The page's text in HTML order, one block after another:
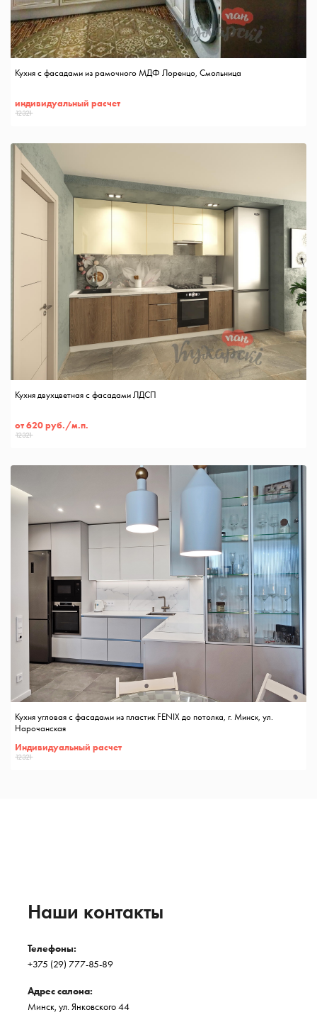
Кухня с фасадами из рамочного МДФ Лоренцо, Смольница
индивидуальный расчет
12321
Кухня двухцветная с фасадами ЛДСП
от 620 руб./м.п.
12321
Кухня угловая с фасадами из пластик FENIX до потолка, г. Минск, ул.
Нарочанская
Индивидуальный расчет
12321
Наши контакты
Телефоны:
+375 (29) 777-85-89
Адрес салона:
Минск, ул. Янковского 44